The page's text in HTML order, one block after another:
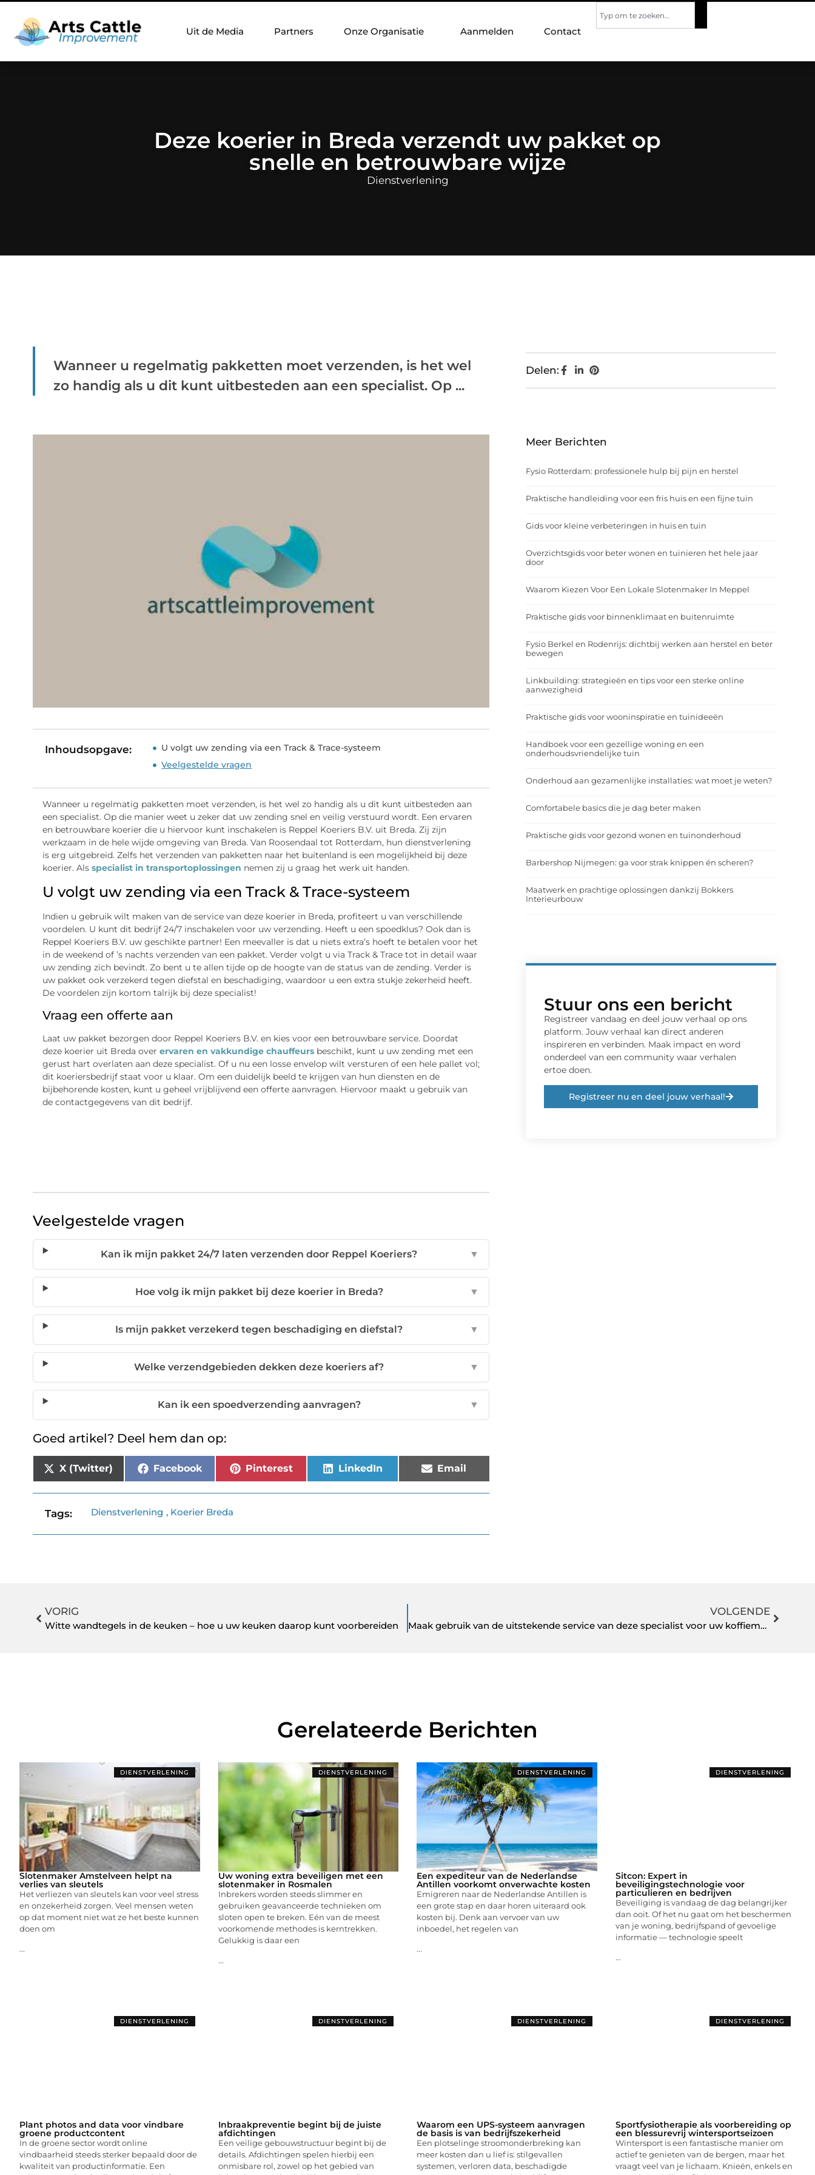
Uit de Media Partners Onze Organisatie Aanmelden Contact
Deze koerier in Breda verzendt uw pakket op
snelle en betrouwbare wijze
Dienstverlening
Wanneer u regelmatig pakketten moet verzenden, is het wel
zo handig als u dit kunt uitbesteden aan een specialist. Op ...
Inhoudsopgave:
U volgt uw zending via een Track & Trace-systeem
Veelgestelde vragen
Wanneer u regelmatig pakketten moet verzenden, is het wel zo handig als u dit kunt uitbesteden aan
een specialist. Op die manier weet u zeker dat uw zending snel en veilig verstuurd wordt. Een ervaren
en betrouwbare koerier die u hiervoor kunt inschakelen is Reppel Koeriers B.V. uit Breda. Zij zijn
werkzaam in de hele wijde omgeving van Breda. Van Roosendaal tot Rotterdam, hun dienstverlening
is erg uitgebreid. Zelfs het verzenden van pakketten naar het buitenland is een mogelijkheid bij deze
koerier. Als specialist in transportoplossingen nemen zij u graag het werk uit handen.
U volgt uw zending via een Track & Trace-systeem
Indien u gebruik wilt maken van de service van deze koerier in Breda, profiteert u van verschillende
voordelen. U kunt dit bedrijf 24/7 inschakelen voor uw verzending. Heeft u een spoedklus? Ook dan is
Reppel Koeriers B.V. uw geschikte partner! Een meevaller is dat u niets extra’s hoeft te betalen voor het
in de weekend of ’s nachts verzenden van een pakket. Verder volgt u via Track & Trace tot in detail waar
uw zending zich bevindt. Zo bent u te allen tijde op de hoogte van de status van de zending. Verder is
uw pakket ook verzekerd tegen diefstal en beschadiging, waardoor u een extra stukje zekerheid heeft.
De voordelen zijn kortom talrijk bij deze specialist!
Vraag een offerte aan
Laat uw pakket bezorgen door Reppel Koeriers B.V. en kies voor een betrouwbare service. Doordat
deze koerier uit Breda over ervaren en vakkundige chauffeursbeschikt, kunt u uw zending met een
gerust hart overlaten aan deze specialist. Of u nu een losse envelop wilt versturen of een hele pallet vol;
dit koeriersbedrijf staat voor u klaar. Om een duidelijk beeld te krijgen van hun diensten en de
bijbehorende kosten, kunt u geheel vrijblijvend een offerte aanvragen. Hiervoor maakt u gebruik van
de contactgegevens van dit bedrijf.
Veelgestelde vragen
Kan ik mijn pakket 24/7 laten verzenden door Reppel Koeriers? ▼
Hoe volg ik mijn pakket bij deze koerier in Breda? ▼
Is mijn pakket verzekerd tegen beschadiging en diefstal? ▼
Welke verzendgebieden dekken deze koeriers af? ▼
Kan ik een spoedverzending aanvragen? ▼
Goed artikel? Deel hem dan op:
X (Twitter) Facebook Pinterest LinkedIn Email
Tags: Dienstverlening , Koerier Breda
Delen:
Meer Berichten
Fysio Rotterdam: professionele hulp bij pijn en herstel
Praktische handleiding voor een fris huis en een fijne tuin
Gids voor kleine verbeteringen in huis en tuin
Overzichtsgids voor beter wonen en tuinieren het hele jaar
door
Waarom Kiezen Voor Een Lokale Slotenmaker In Meppel
Praktische gids voor binnenklimaat en buitenruimte
Fysio Berkel en Rodenrijs: dichtbij werken aan herstel en beter
bewegen
Linkbuilding: strategieën en tips voor een sterke online
aanwezigheid
Praktische gids voor wooninspiratie en tuinideeën
Handboek voor een gezellige woning en een
onderhoudsvriendelijke tuin
Onderhoud aan gezamenlijke installaties: wat moet je weten?
Comfortabele basics die je dag beter maken
Praktische gids voor gezond wonen en tuinonderhoud
Barbershop Nijmegen: ga voor strak knippen én scheren?
Maatwerk en prachtige oplossingen dankzij Bokkers
Interieurbouw
Stuur ons een bericht
Registreer vandaag en deel jouw verhaal op ons
platform. Jouw verhaal kan direct anderen
inspireren en verbinden. Maak impact en word
onderdeel van een community waar verhalen
ertoe doen.
Registreer nu en deel jouw verhaal!
VORIG
Witte wandtegels in de keuken – hoe u uw keuken daarop kunt voorbereiden
VOLGENDE
Maak gebruik van de uitstekende service van deze specialist voor uw koffiemachine
Gerelateerde Berichten
DIENSTVERLENING
Slotenmaker Amstelveen helpt na
verlies van sleutels
Het verliezen van sleutels kan voor veel stress
en onzekerheid zorgen. Veel mensen weten
op dat moment niet wat ze het beste kunnen
doen om
...
DIENSTVERLENING
Uw woning extra beveiligen met een
slotenmaker in Rosmalen
Inbrekers worden steeds slimmer en
gebruiken geavanceerde technieken om
sloten open te breken. Eén van de meest
voorkomende methodes is kerntrekken.
Gelukkig is daar een
...
DIENSTVERLENING
Een expediteur van de Nederlandse
Antillen voorkomt onverwachte kosten
Emigreren naar de Nederlandse Antillen is
een grote stap en daar horen uiteraard ook
kosten bij. Denk aan vervoer van uw
inboedel, het regelen van
...
DIENSTVERLENING
Sitcon: Expert in
beveiligingstechnologie voor
particulieren en bedrijven
Beveiliging is vandaag de dag belangrijker
dan ooit. Of het nu gaat om het beschermen
van je woning, bedrijfspand of gevoelige
informatie — technologie speelt
...
DIENSTVERLENING
Plant photos and data voor vindbare
groene productcontent
In de groene sector wordt online
vindbaarheid steeds sterker bepaald door de
kwaliteit van productinformatie. Een
DIENSTVERLENING
Inbraakpreventie begint bij de juiste
afdichtingen
Een veilige gebouwstructuur begint bij de
details. Afdichtingen spelen hierbij een
onmisbare rol, zowel op het gebied van
DIENSTVERLENING
Waarom een UPS-systeem aanvragen
de basis is van bedrijfszekerheid
Een plotselinge stroomonderbreking kan
meer kosten dan u lief is: stilgevallen
systemen, verloren data, beschadigde
DIENSTVERLENING
Sportfysiotherapie als voorbereiding op
een blessurevrij wintersportseizoen
Wintersport is een fantastische manier om
actief te genieten van de bergen, maar het
vraagt veel van je lichaam. Knieën, enkels en